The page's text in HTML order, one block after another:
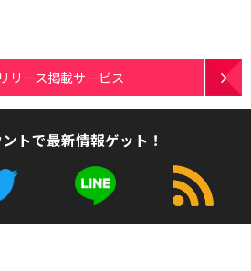
リース掲載サービス
トで最新情報ゲット！